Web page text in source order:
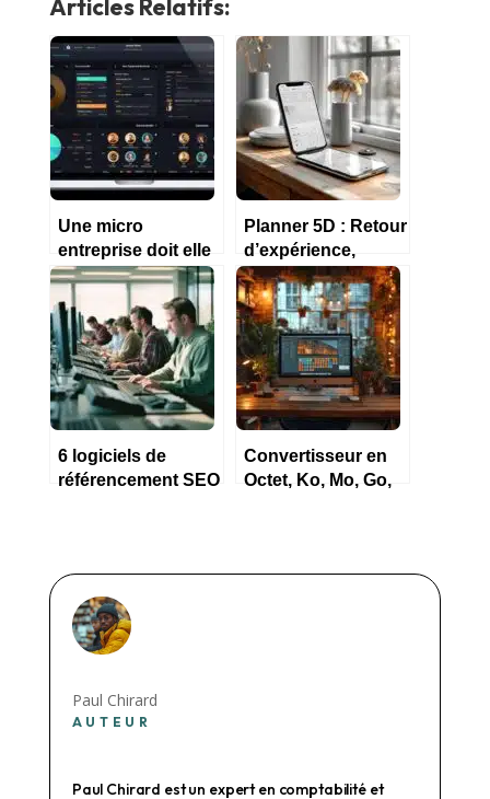
Articles Relatifs:
Une micro
entreprise doit elle
obligatoirement
faire sa
comptabilité sur un
logiciel ?
Planner 5D : Retour
d’expérience,
Tarification, Démo,
Options 2024
6 logiciels de
référencement SEO
Convertisseur en
Octet, Ko, Mo, Go,
Paul Chirard
AUTEUR
Paul Chirard est un expert en comptabilité et